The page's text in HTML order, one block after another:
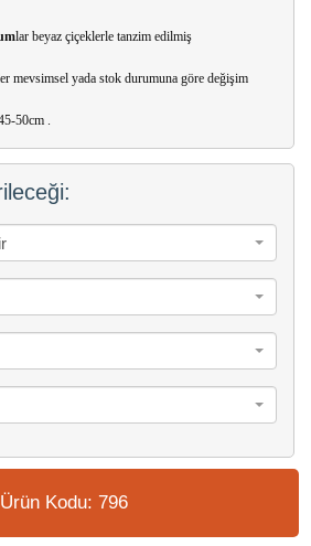
lar beyaz çiçeklerle tanzim edilmiş
mevsimsel yada stok durumuna göre değişim
50cm .
Ürün Kodu: 796